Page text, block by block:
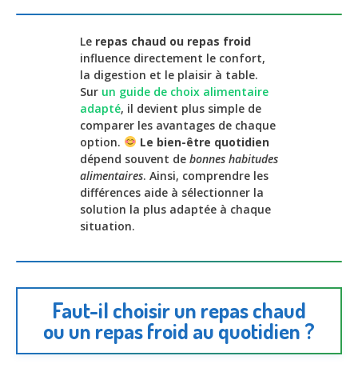
Le repas chaud ou repas froid
influence directement le confort,
la digestion et le plaisir à table.
Sur un guide de choix alimentaire
adapté, il devient plus simple de
comparer les avantages de chaque
option.
Le bien-être quotidien
dépend souvent de bonnes habitudes
alimentaires. Ainsi, comprendre les
différences aide à sélectionner la
solution la plus adaptée à chaque
situation.
Faut-il choisir un repas chaud
ou un repas froid au quotidien ?